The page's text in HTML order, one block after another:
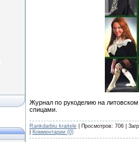
Журнал по рукоделию на
спицами.
Rankdarbiu kraitele | Просмотров: 706 |
Комментарии (0)